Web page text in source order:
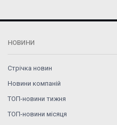
НОВИНИ
Стрічка новин
Новини компаній
ТОП-новини тижня
ТОП-новини місяця